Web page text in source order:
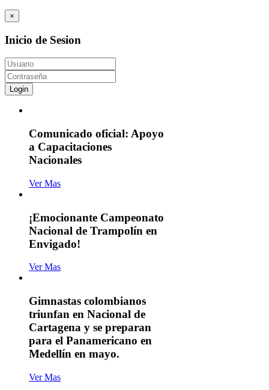
×
Inicio de Sesion
Login
Comunicado oficial: Apoyo
a Capacitaciones
Nacionales
Ver Mas
¡Emocionante Campeonato
Nacional de Trampolín en
Envigado!
Ver Mas
Gimnastas colombianos
triunfan en Nacional de
Cartagena y se preparan
para el Panamericano en
Medellín en mayo.
Ver Mas